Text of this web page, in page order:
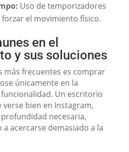
Uso de temporizadores
el movimiento físico.
en el
y sus soluciones
más frecuentes es comprar
únicamente en la
Un escritorio
bien en Instagram,
necesaria,
acercarse demasiado a la